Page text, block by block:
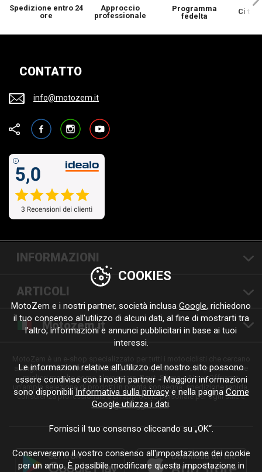
Spedizione entro 24
ore
Approccio
professionale
Programma
fedelta
Ci
CONTATTO
info@motozem.it
FacebookInstagramYouTube
INFORMAZIONI
ARTICOLI
Motozem.it
abbigliamento moto di qualità, accessori, ricambi e componenti delle
migliori marche come Alpinestars, Revit, Shima o Nexx. Offriamo
un'ampia selezione di prodotti in pronta consegna, spedizione rapida,
consulenza professionale e un approccio personale per ogni stile e
ogni viaggio.
COOKIES
MotoZem e i nostri partner, società inclusa Google, richiedono
il tuo consenso all'utilizzo di alcuni dati, al fine di mostrarti tra
l'altro, informazioni e annunci pubblicitari in base ai tuoi
interessi.
Le informazioni relative all'utilizzo del nostro sito possono
essere condivise con i nostri partner - Maggiori informazioni
sono disponibili Informativa sulla privacye nella pagina Come
Google utilizza i dati.
Fornisci il tuo consenso cliccando su „OK“.
Conserveremo il vostro consenso all'impostazione dei cookie
per un anno. È possibile modificare questa impostazione in